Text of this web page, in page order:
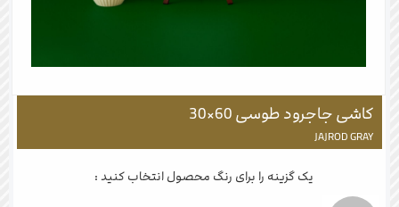
کاشی جاجرود طوسی 60×30
JAJROD GRAY
یک گزینه را برای رنگ محصول انتخاب کنید :